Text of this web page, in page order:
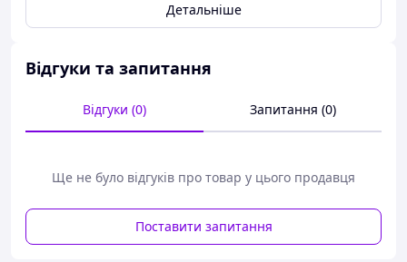
Окорочний верстат призначений для зняття кори з
Під час окорування разом із корою видаляються пісок
Детальніше
Відгуки та запитання
Відгуки (0) Запитання (0)
Ще не було відгуків про товар у цього продавця
Поставити запитання